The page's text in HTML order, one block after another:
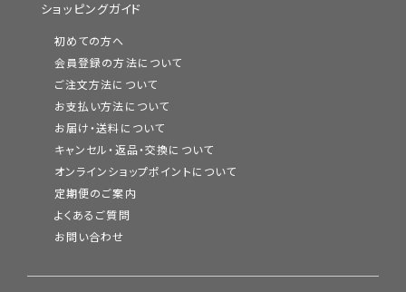
かな絹肌を保ちます。
潤肌実公式ブランドサイト
ショッピングガイド
初めての方へ
会員登録の方法について
ご注文方法について
お支払い方法について
お届け・送料について
キャンセル・返品・交換について
オンラインショップポイントについて
定期便のご案内
よくあるご質問
お問い合わせ